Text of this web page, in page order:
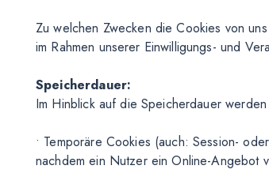
Zu welchen Zwecken die Cookies von
im Rahmen unserer Einwilligungs- und
Speicherdauer:
Im Hinblick auf die Speicherdauer
• Temporäre Cookies (auch: Session-
nachdem ein Nutzer ein Online-Angebot